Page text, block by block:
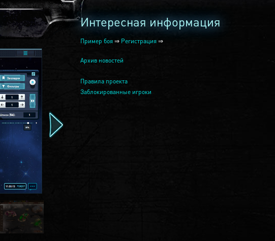
Интересная информация
Пример боя ⇒ Регистрация ⇒
Архив новостей
Правила проекта
Заблокированные игроки